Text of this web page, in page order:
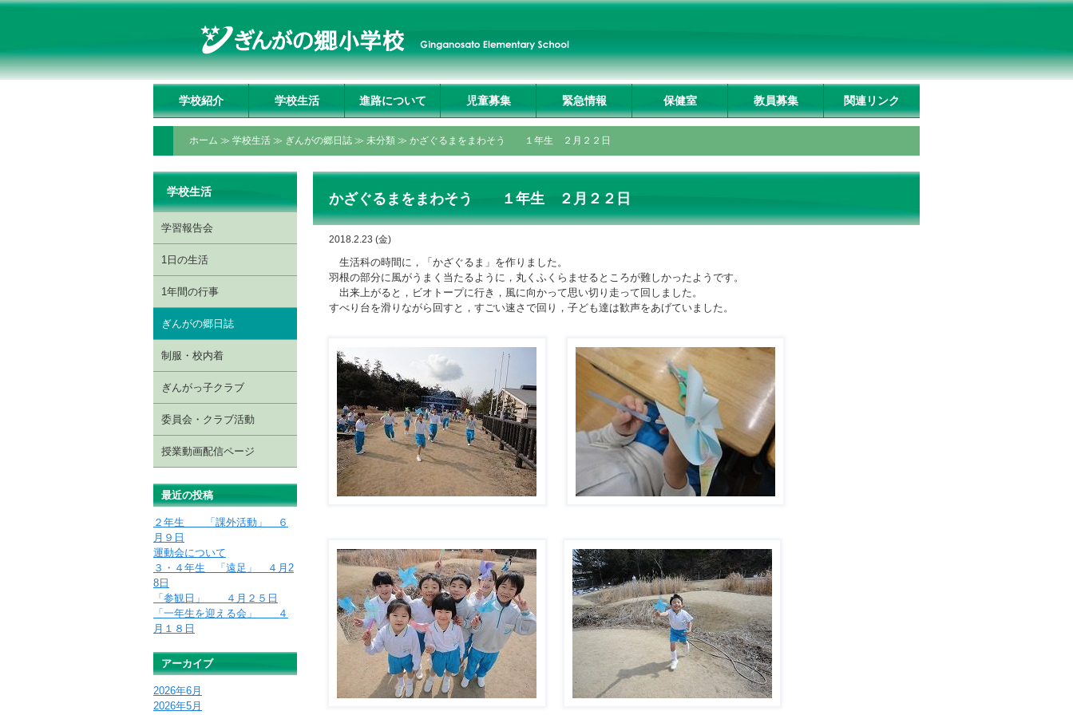
学校紹介 学校生活 進路について 児童募集
見学
ー
緊急情報 保健室 教員募集 関連リンク
ホーム ≫ 学校生活 ≫ ぎんがの郷日誌 ≫ 未分類 ≫ かざぐるまをまわそう １年生 ２月２２日
かざぐるまをまわそう １年生 ２月２２日
2018.2.23 (金)
生活科の時間に，「かざぐるま」を作りました。
羽根の部分に風がうまく当たるように，丸くふくらませるところが難しかったようです。
出来上がると，ビオトープに行き，風に向かって思い切り走って回しました。
すべり台を滑りながら回すと，すごい速さで回り，子ども達は歓声をあげていました。
学校生活
学習報告会
1日の生活
1年間の行事
ぎんがの郷日誌
制服・校内着
ぎんがっ子クラブ
委員会・クラブ活動
授業動画配信ページ
最近の投稿
２年生 「課外活動」 ６
月９日
運動会について
３・４年生 「遠足」 ４月2
8日
「参観日」 ４月２５日
「一年生を迎える会」 ４
月１８日
アーカイブ
2026年6月
2026年5月